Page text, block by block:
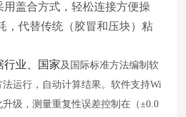
用盖合方式，轻松连接方便操
，代替传统（胶冒和压块）粘
行业、国家及国际标准方法编制软
运行，自动计算结果。软件支持Wi
级，测量重复性误差控制在（±0.0